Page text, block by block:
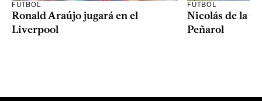
FÚTBOL
Ronald Araújo jugará en el
Liverpool
FÚTBOL
Nicolás de la
Peñarol